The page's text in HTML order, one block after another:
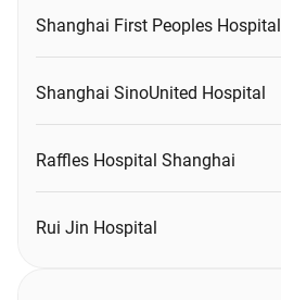
Shanghai First Peoples Hospital
Shanghai SinoUnited Hospital
Raffles Hospital Shanghai
Rui Jin Hospital